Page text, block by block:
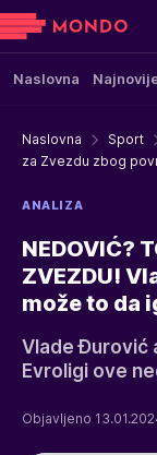
Naslovna
Naslovna Sport
za Zvezdu zbog
ANALIZA
NEDOVIĆ?
ZVEZDU!
može to da
Vlade Đurović
Evroligi ove
Objavljeno